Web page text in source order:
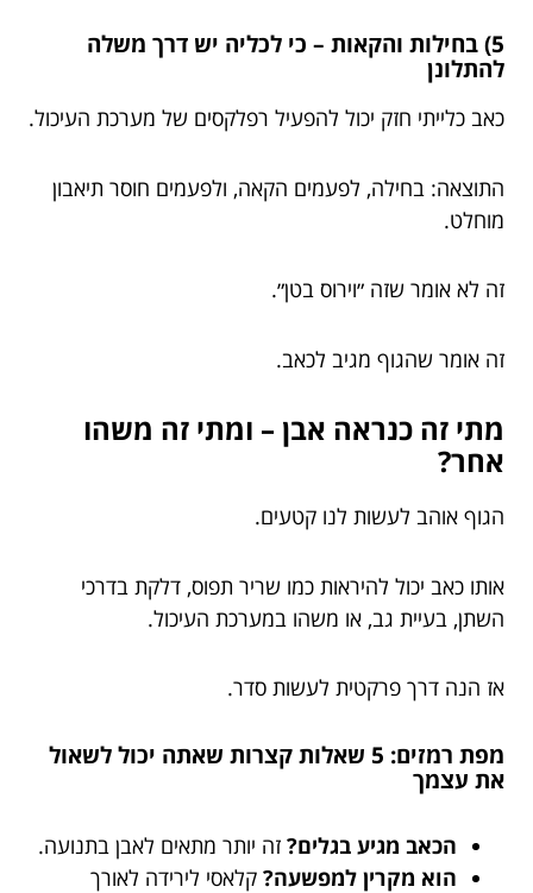
5) בחילות והקאות – כי לכליה יש דרך משלה
להתלונן
כאב כלייתי חזק יכול להפעיל רפלקסים של מערכת העיכול.
התוצאה: בחילה, לפעמים הקאה, ולפעמים חוסר תיאבון
מוחלט.
זה לא אומר שזה ״וירוס בטן״.
זה אומר שהגוף מגיב לכאב.
מתי זה כנראה אבן – ומתי זה משהו
אחר?
הגוף אוהב לעשות לנו קטעים.
אותו כאב יכול להיראות כמו שריר תפוס, דלקת בדרכי
השתן, בעיית גב, או משהו במערכת העיכול.
אז הנה דרך פרקטית לעשות סדר.
מפת רמזים: 5 שאלות קצרות שאתה יכול לשאול
את עצמך
הכאב מגיע בגלים? זה יותר מתאים לאבן בתנועה.
הוא מקרין למפשעה? קלאסי לירידה לאורך